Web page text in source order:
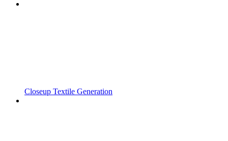
Closeup Textile Generation